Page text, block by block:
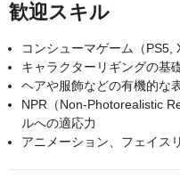
歓迎スキル
コンシューマゲーム（PS5,
キャラクターリギングの基
ヘアや服飾などの有機的な
NPR（Non-Photorealistic
ルへの適応力
アニメーション、フェイス